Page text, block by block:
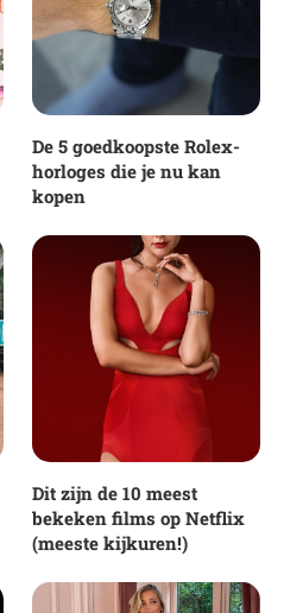
De 5 goedkoopste Rolex-
horloges die je nu kan
kopen
Dit zijn de 10 meest
bekeken films op Netflix
(meeste kijkuren!)